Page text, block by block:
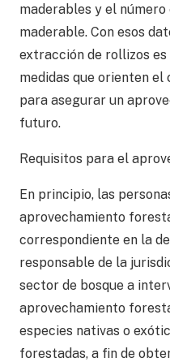
maderables y el
maderable. Con esos
extracción de rollizos
medidas que orienten
para asegurar un
futuro.
Requisitos para el
En principio, las
aprovechamiento
correspondiente en la
responsable de la
sector de bosque a
aprovechamiento
especies nativas o
forestadas, a fin de